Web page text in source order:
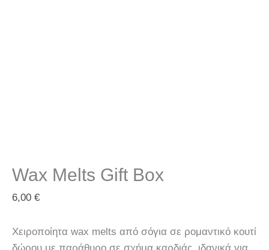
Wax Melts Gift Box
6,00 €
Χειροποίητα wax melts από σόγια σε ρομαντικό κουτί